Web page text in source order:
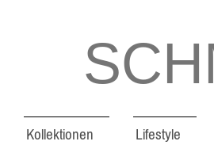
Kollektionen Lifestyle